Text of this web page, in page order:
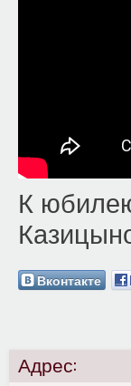
К
Вконтакте
Адрес: